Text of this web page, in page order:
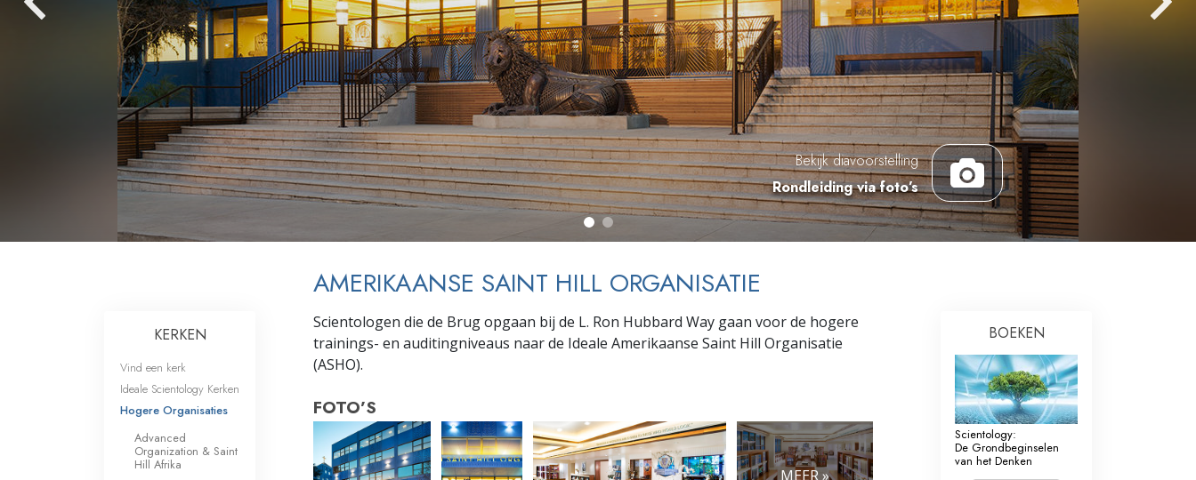
Wat is Grootheid?
Oplossingen voor het Drugsprobleem
Kinderen
Hulpmiddelen bij het Dagelijks Werk
Ethiek en de Condities
De Oorzaak van Onderdrukking
Feitenonderzoek
De Grondbeginselen van Organiseren
De Technologie van Studeren
Bekijk diavoorstelling
Rondleiding via foto’s
AMERIKAANSE SAINT HILL ORGANISATIE
Scientologen die de Brug opgaan bij de L. Ron Hubbard Way gaan voor de hogere
trainings- en auditingniveaus naar de Ideale Amerikaanse Saint Hill Organisatie
(ASHO).
FOTO’S
MEER »
KERKEN
Vind een kerk
Ideale Scientology Kerken
Hogere Organisaties
Advanced
Organization & Saint
Hill Afrika
BOEKEN
Scientology:
De Grondbeginselen
van het Denken